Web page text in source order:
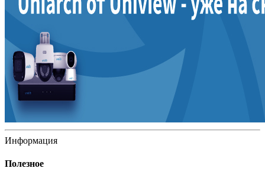
Информация
Полезное